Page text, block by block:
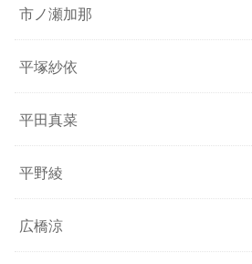
市ノ瀬加那
平塚紗依
平田真菜
平野綾
広橋涼